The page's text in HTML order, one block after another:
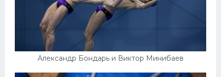
Александр Бондарь и Виктор Минибаев
КатегорииФото
Еще картинки...